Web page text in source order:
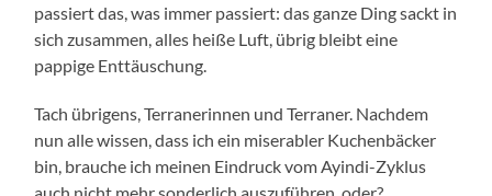
passiert das, was immer passiert: das ganze Ding sackt in
sich zusammen, alles heiße Luft, übrig bleibt eine
pappige Enttäuschung.
Tach übrigens, Terranerinnen und Terraner. Nachdem
nun alle wissen, dass ich ein miserabler Kuchenbäcker
bin, brauche ich meinen Eindruck vom Ayindi-Zyklus